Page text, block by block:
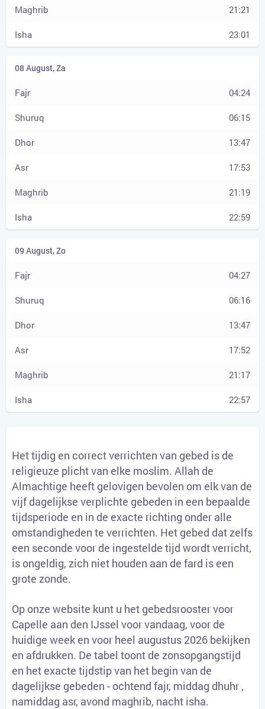
21:21
23:01
04:24
06:15
13:47
17:53
21:19
22:59
04:27
06:16
13:47
17:52
21:17
22:57
Het tijdig en correct verrichten van gebed is de
religieuze plicht van elke moslim. Allah de
Almachtige heeft gelovigen bevolen om elk van de
vijf dagelijkse verplichte gebeden in een bepaalde
tijdsperiode en in de exacte richting onder alle
omstandigheden te verrichten. Het gebed dat zelfs
een seconde voor de ingestelde tijd wordt verricht,
is ongeldig, zich niet houden aan de fard is een
grote zonde.
Op onze website kunt u het gebedsrooster voor
Capelle aan den IJssel voor vandaag, voor de
huidige week en voor heel augustus 2026 bekijken
en afdrukken. De tabel toont de zonsopgangstijd
en het exacte tijdstip van het begin van de
dagelijkse gebeden - ochtend fajr, middag dhuhr ,
namiddag asr, avond maghrib, nacht isha.